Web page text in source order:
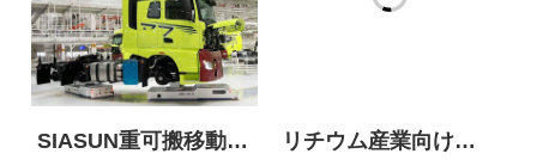
SIASUN重可搬移動ロ
リチウム産業向け移